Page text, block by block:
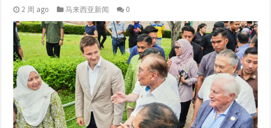
2 周 ago 马来西亚新闻 0